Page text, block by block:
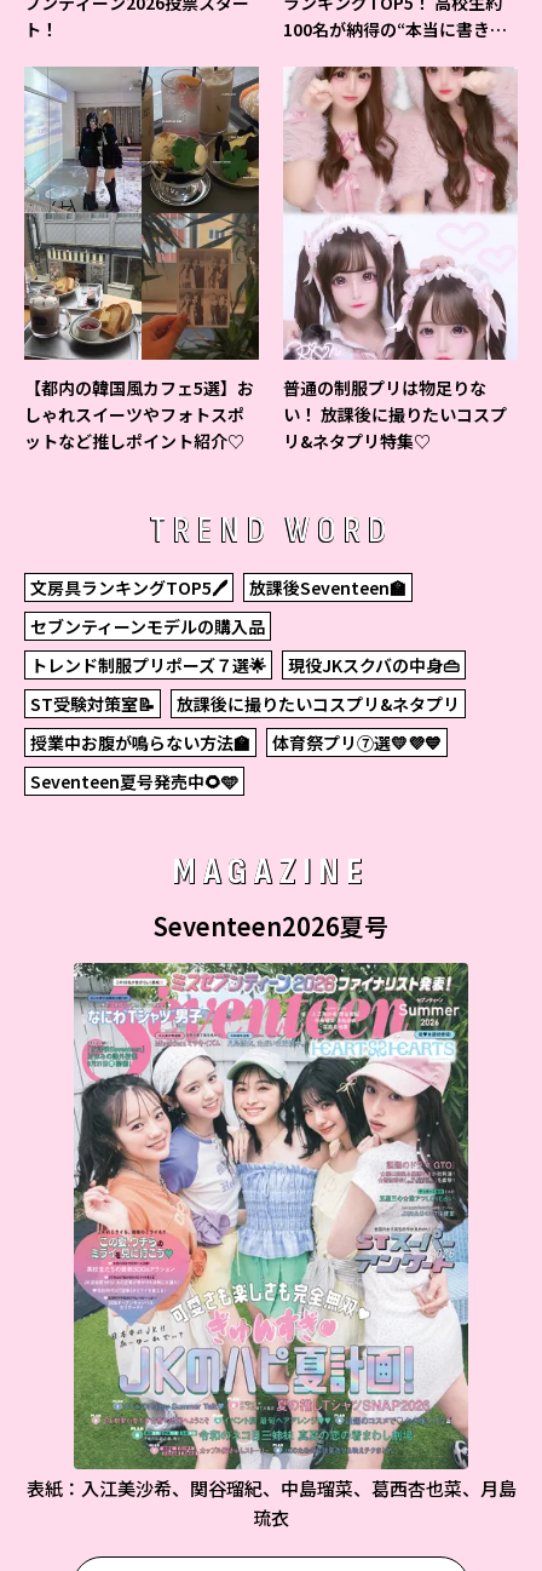
ト！
100名が納得の“本当に書きや
【都内の韓国風カフェ5選】お
しゃれスイーツやフォトスポ
ットなど推しポイント紹介♡
普通の制服プリは物足りな
い！ 放課後に撮りたいコスプ
リ&ネタプリ特集♡
TREND WORD
文房具ランキングTOP5🖊
放課後Seventeen🏫
セブンティーンモデルの購入品
トレンド制服プリポーズ７選🌟
現役JKスクバの中身👜
ST受験対策室📝
放課後に撮りたいコスプリ&ネタプリ
授業中お腹が鳴らない方法🏫
体育祭プリ⑦選💛💜💙
Seventeen夏号発売中🌻🩵
MAGAZINE
Seventeen2026夏号
表紙：入江美沙希、関谷瑠紀、中島瑠菜、葛西杏也菜、月島
琉衣